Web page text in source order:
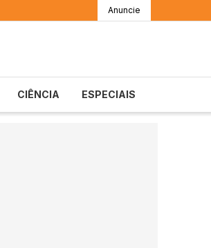
Anuncie
CIÊNCIA ESPECIAIS